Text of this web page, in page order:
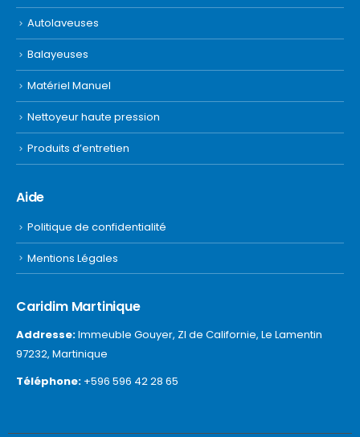
Autolaveuses
Balayeuses
Matériel Manuel
Nettoyeur haute pression
Produits d’entretien
Aide
Politique de confidentialité
Mentions Légales
Caridim Martinique
Addresse:Immeuble Gouyer, ZI de Californie, Le Lamentin
97232, Martinique
Téléphone: +596 596 42 28 65